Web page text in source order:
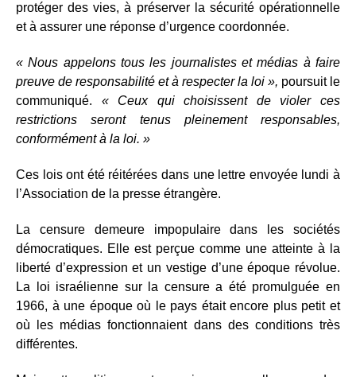
protéger des vies, à préserver la sécurité opérationnelle
et à assurer une réponse d’urgence coordonnée.
« Nous appelons tous les journalistes et médias à faire
preuve de responsabilité et à respecter la loi », poursuit le
communiqué. « Ceux qui choisissent de violer ces
restrictions seront tenus pleinement responsables,
conformément à la loi. »
Ces lois ont été réitérées dans une lettre envoyée lundi à
l’Association de la presse étrangère.
La censure demeure impopulaire dans les sociétés
démocratiques. Elle est perçue comme une atteinte à la
liberté d’expression et un vestige d’une époque révolue.
La loi israélienne sur la censure a été promulguée en
1966, à une époque où le pays était encore plus petit et
où les médias fonctionnaient dans des conditions très
différentes.